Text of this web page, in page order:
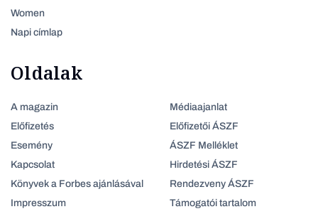
Women
Napi címlap
Oldalak
A magazin
Előfizetés
Esemény
Kapcsolat
Könyvek a Forbes ajánlásával
Impresszum
Médiaajanlat
Előfizetői ÁSZF
ÁSZF Melléklet
Hirdetési ÁSZF
Rendezveny ÁSZF
Támogatói tartalom